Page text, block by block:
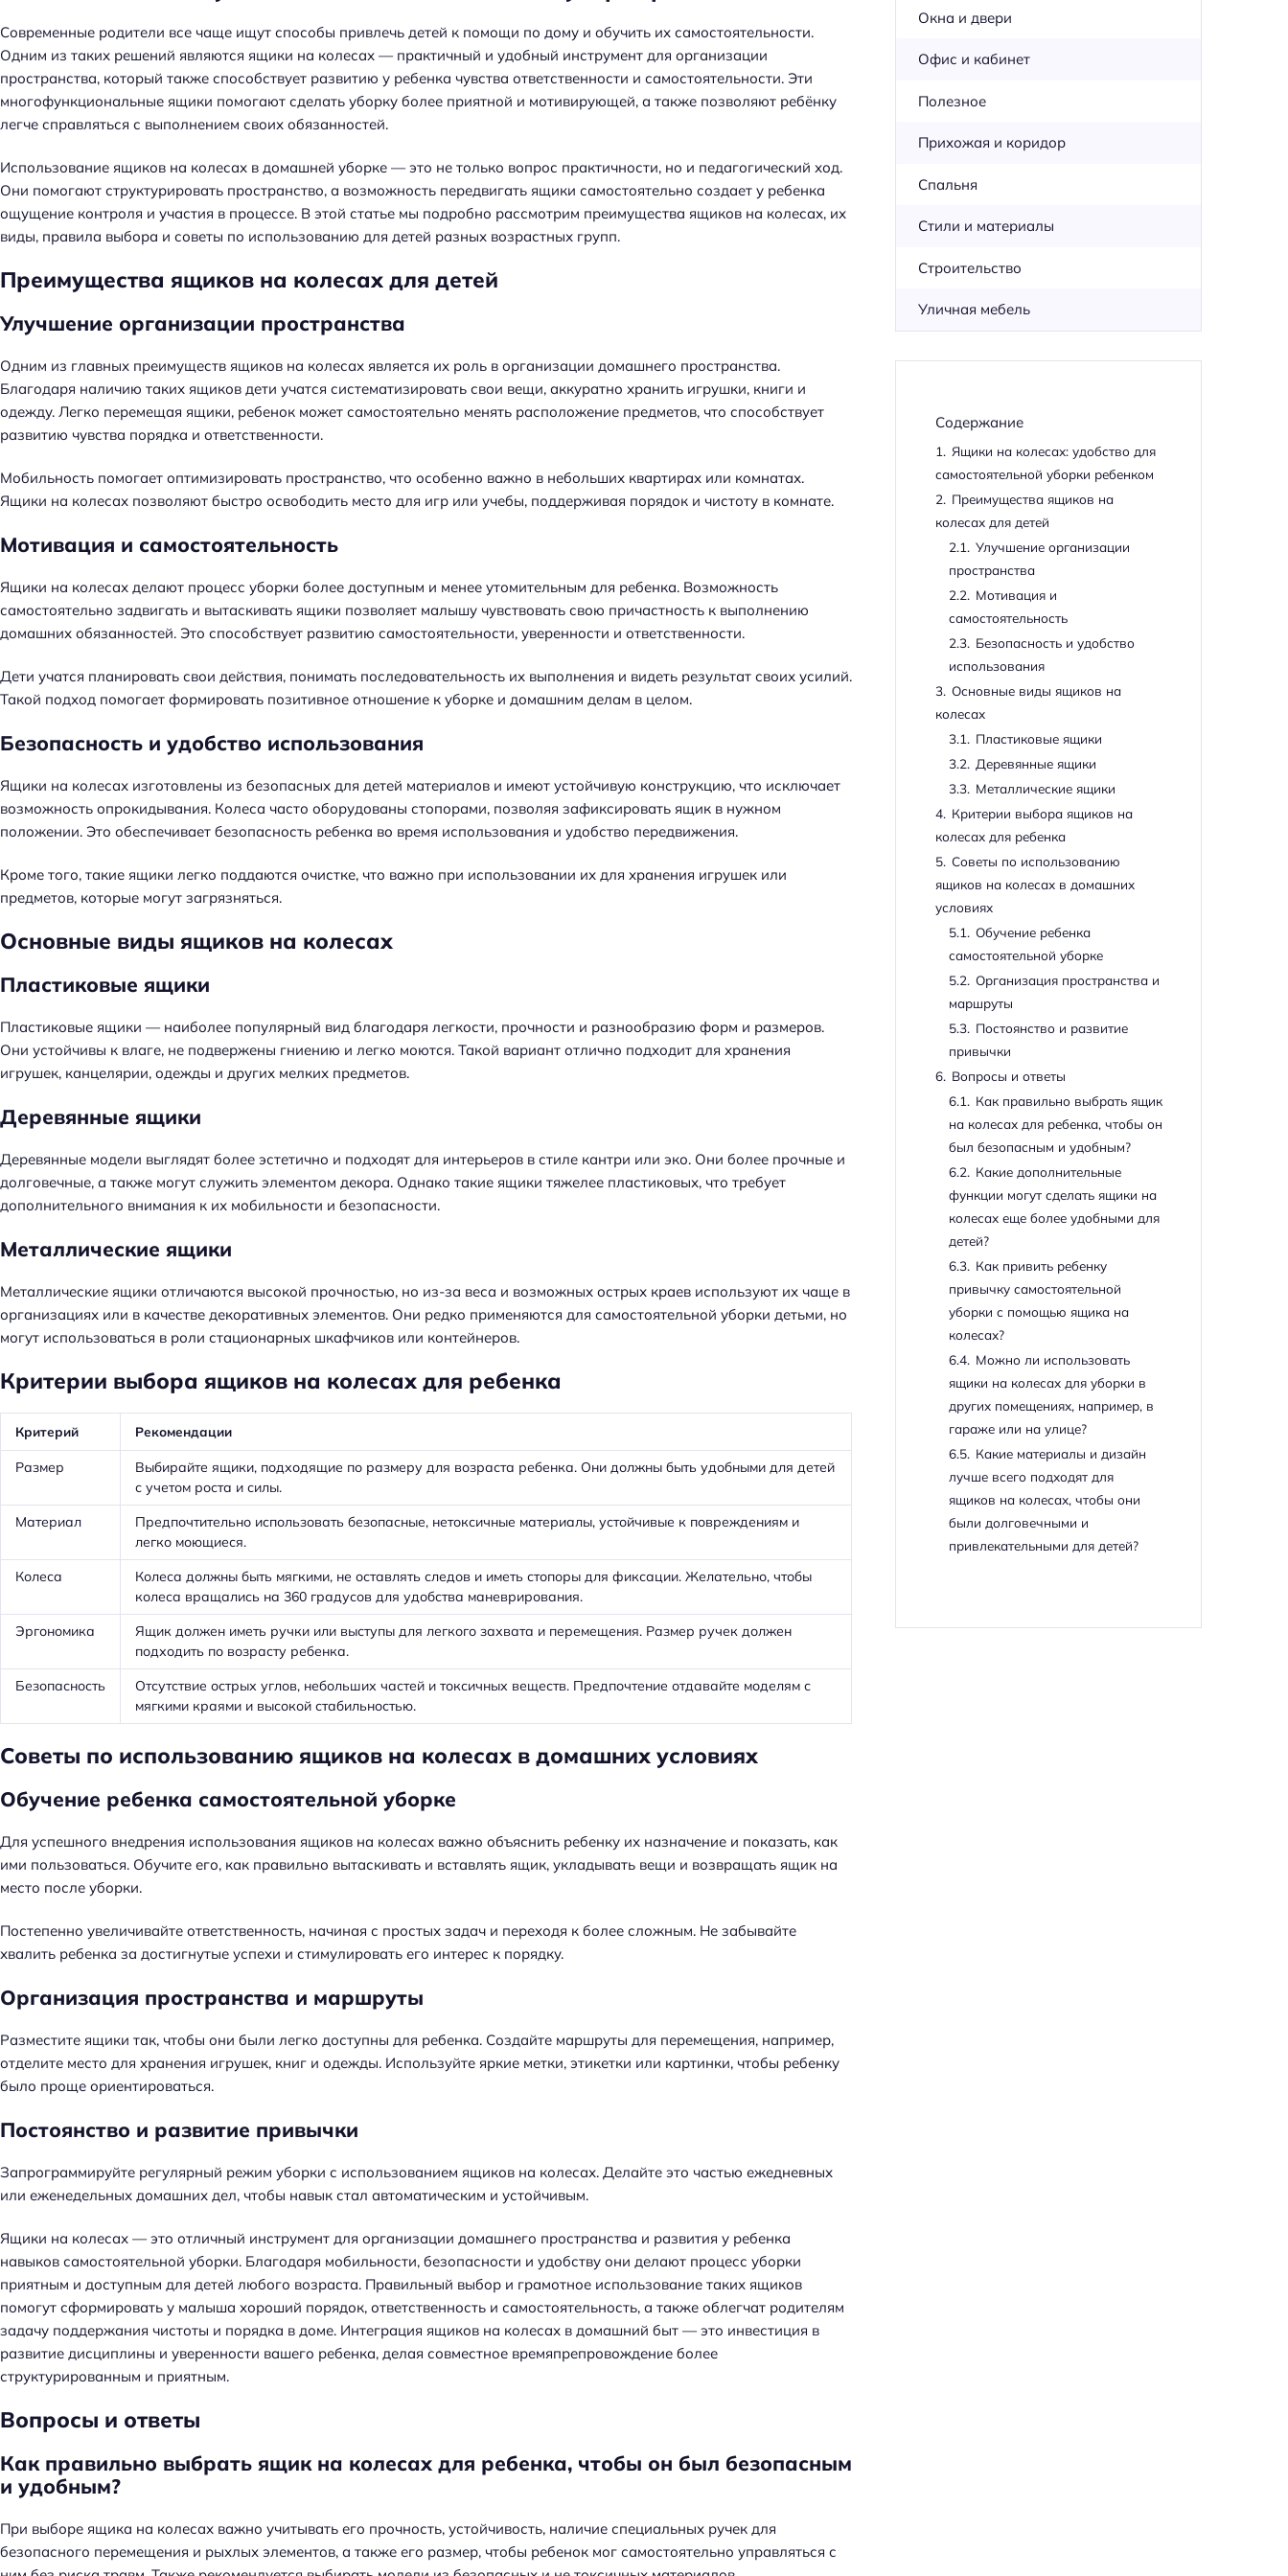
Современные родители все чаще ищут способы привлечь детей к помощи по дому и обучить их самостоятельности.
Одним из таких решений являются ящики на колесах — практичный и удобный инструмент для организации
пространства, который также способствует развитию у ребенка чувства ответственности и самостоятельности. Эти
многофункциональные ящики помогают сделать уборку более приятной и мотивирующей, а также позволяют ребёнку
легче справляться с выполнением своих обязанностей.
Использование ящиков на колесах в домашней уборке — это не только вопрос практичности, но и педагогический ход.
Они помогают структурировать пространство, а возможность передвигать ящики самостоятельно создает у ребенка
ощущение контроля и участия в процессе. В этой статье мы подробно рассмотрим преимущества ящиков на колесах, их
виды, правила выбора и советы по использованию для детей разных возрастных групп.
Преимущества ящиков на колесах для детей
Улучшение организации пространства
Одним из главных преимуществ ящиков на колесах является их роль в организации домашнего пространства.
Благодаря наличию таких ящиков дети учатся систематизировать свои вещи, аккуратно хранить игрушки, книги и
одежду. Легко перемещая ящики, ребенок может самостоятельно менять расположение предметов, что способствует
развитию чувства порядка и ответственности.
Мобильность помогает оптимизировать пространство, что особенно важно в небольших квартирах или комнатах.
Ящики на колесах позволяют быстро освободить место для игр или учебы, поддерживая порядок и чистоту в комнате.
Мотивация и самостоятельность
Ящики на колесах делают процесс уборки более доступным и менее утомительным для ребенка. Возможность
самостоятельно задвигать и вытаскивать ящики позволяет малышу чувствовать свою причастность к выполнению
домашних обязанностей. Это способствует развитию самостоятельности, уверенности и ответственности.
Дети учатся планировать свои действия, понимать последовательность их выполнения и видеть результат своих усилий.
Такой подход помогает формировать позитивное отношение к уборке и домашним делам в целом.
Безопасность и удобство использования
Ящики на колесах изготовлены из безопасных для детей материалов и имеют устойчивую конструкцию, что исключает
возможность опрокидывания. Колеса часто оборудованы стопорами, позволяя зафиксировать ящик в нужном
положении. Это обеспечивает безопасность ребенка во время использования и удобство передвижения.
Кроме того, такие ящики легко поддаются очистке, что важно при использовании их для хранения игрушек или
предметов, которые могут загрязняться.
Основные виды ящиков на колесах
Пластиковые ящики
Пластиковые ящики — наиболее популярный вид благодаря легкости, прочности и разнообразию форм и размеров.
Они устойчивы к влаге, не подвержены гниению и легко моются. Такой вариант отлично подходит для хранения
игрушек, канцелярии, одежды и других мелких предметов.
Деревянные ящики
Деревянные модели выглядят более эстетично и подходят для интерьеров в стиле кантри или эко. Они более прочные и
долговечные, а также могут служить элементом декора. Однако такие ящики тяжелее пластиковых, что требует
дополнительного внимания к их мобильности и безопасности.
Металлические ящики
Металлические ящики отличаются высокой прочностью, но из-за веса и возможных острых краев используют их чаще в
организациях или в качестве декоративных элементов. Они редко применяются для самостоятельной уборки детьми, но
могут использоваться в роли стационарных шкафчиков или контейнеров.
Критерии выбора ящиков на колесах для ребенка
Критерий Рекомендации
Размер
Выбирайте ящики, подходящие по размеру для возраста ребенка. Они должны быть удобными для детей
с учетом роста и силы.
Материал
Предпочтительно использовать безопасные, нетоксичные материалы, устойчивые к повреждениям и
легко моющиеся.
Колеса
Колеса должны быть мягкими, не оставлять следов и иметь стопоры для фиксации. Желательно, чтобы
колеса вращались на 360 градусов для удобства маневрирования.
Эргономика
Ящик должен иметь ручки или выступы для легкого захвата и перемещения. Размер ручек должен
подходить по возрасту ребенка.
Безопасность
Отсутствие острых углов, небольших частей и токсичных веществ. Предпочтение отдавайте моделям с
мягкими краями и высокой стабильностью.
Советы по использованию ящиков на колесах в домашних условиях
Обучение ребенка самостоятельной уборке
Для успешного внедрения использования ящиков на колесах важно объяснить ребенку их назначение и показать, как
ими пользоваться. Обучите его, как правильно вытаскивать и вставлять ящик, укладывать вещи и возвращать ящик на
место после уборки.
Постепенно увеличивайте ответственность, начиная с простых задач и переходя к более сложным. Не забывайте
хвалить ребенка за достигнутые успехи и стимулировать его интерес к порядку.
Организация пространства и маршруты
Разместите ящики так, чтобы они были легко доступны для ребенка. Создайте маршруты для перемещения, например,
отделите место для хранения игрушек, книг и одежды. Используйте яркие метки, этикетки или картинки, чтобы ребенку
было проще ориентироваться.
Постоянство и развитие привычки
Запрограммируйте регулярный режим уборки с использованием ящиков на колесах. Делайте это частью ежедневных
или еженедельных домашних дел, чтобы навык стал автоматическим и устойчивым.
Ящики на колесах — это отличный инструмент для организации домашнего пространства и развития у ребенка
навыков самостоятельной уборки. Благодаря мобильности, безопасности и удобству они делают процесс уборки
приятным и доступным для детей любого возраста. Правильный выбор и грамотное использование таких ящиков
помогут сформировать у малыша хороший порядок, ответственность и самостоятельность, а также облегчат родителям
задачу поддержания чистоты и порядка в доме. Интеграция ящиков на колесах в домашний быт — это инвестиция в
развитие дисциплины и уверенности вашего ребенка, делая совместное времяпрепровождение более
структурированным и приятным.
Вопросы и ответы
Как правильно выбрать ящик на колесах для ребенка, чтобы он был безопасным
и удобным?
При выборе ящика на колесах важно учитывать его прочность, устойчивость, наличие специальных ручек для
безопасного перемещения и рыхлых элементов, а также его размер, чтобы ребенок мог самостоятельно управляться с
Окна и двери
Офис и кабинет
Полезное
Прихожая и коридор
Спальня
Стили и материалы
Строительство
Уличная мебель
Содержание
1. Ящики на колесах: удобство для
самостоятельной уборки ребенком
2. Преимущества ящиков на
колесах для детей
2.1. Улучшение организации
пространства
2.2. Мотивация и
самостоятельность
2.3. Безопасность и удобство
использования
3. Основные виды ящиков на
колесах
3.1. Пластиковые ящики
3.2. Деревянные ящики
3.3. Металлические ящики
4. Критерии выбора ящиков на
колесах для ребенка
5. Советы по использованию
ящиков на колесах в домашних
условиях
5.1. Обучение ребенка
самостоятельной уборке
5.2. Организация пространства и
маршруты
5.3. Постоянство и развитие
привычки
6. Вопросы и ответы
6.1. Как правильно выбрать ящик
на колесах для ребенка, чтобы он
был безопасным и удобным?
6.2. Какие дополнительные
функции могут сделать ящики на
колесах еще более удобными для
детей?
6.3. Как привить ребенку
привычку самостоятельной
уборки с помощью ящика на
колесах?
6.4. Можно ли использовать
ящики на колесах для уборки в
других помещениях, например, в
гараже или на улице?
6.5. Какие материалы и дизайн
лучше всего подходят для
ящиков на колесах, чтобы они
были долговечными и
привлекательными для детей?
й
т
и